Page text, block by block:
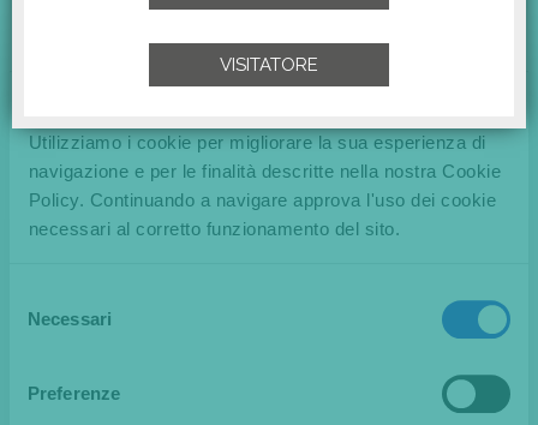
Utilizziamo i cookie per migliorare la sua esperienza di
navigazione e per le finalità descritte nella nostra Cookie
Policy. Continuando a navigare approva l'uso dei cookie
necessari al corretto funzionamento del sito.
delNecessari
Preferenze
VISITATORE
Novavision Group is pleased to announce that will join, as one of
RITAGLIO DI STAMPA AD USO ESCLUSIVO NOVAVISION GROUP SPA, NON